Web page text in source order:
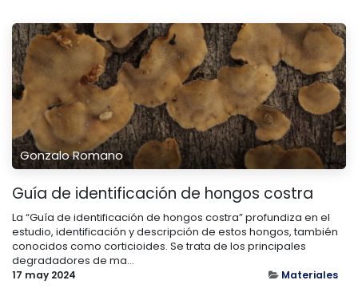
Gonzalo Romano
Guía de identificación de hongos costra
La “Guía de identificación de hongos costra” profundiza en el
estudio, identificación y descripción de estos hongos, también
conocidos como corticioides. Se trata de los principales
degradadores de ma...
17 may 2024 Materiales